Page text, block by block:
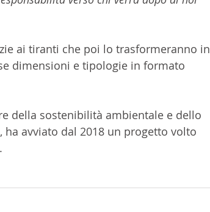
ai tiranti che poi lo trasformeranno in
dimensioni e tipologie in formato
della sostenibilità ambientale e dello
avviato dal 2018 un progetto volto